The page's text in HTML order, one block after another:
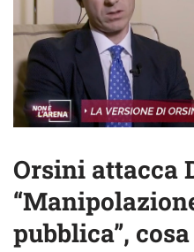
Orsini attacca
pubblica”,